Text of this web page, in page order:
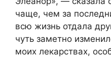
чаще, чем за
всю жизнь отдала
чуть заметно
моих лекарствах,